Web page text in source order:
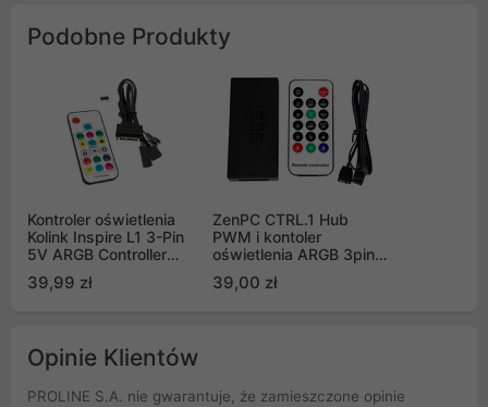
Podobne Produkty
Kontroler oświetlenia
Kolink Inspire L1 3-Pin
5V ARGB Controller
39,99 zł
ZenPC CTRL.1 Hub
PWM i kontoler
oświetlenia ARGB 3pin
39,00 zł
Opinie Klientów
PROLINE S.A. nie gwarantuje, że zamieszczone opinie